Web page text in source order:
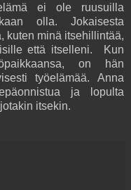
ei ole ruusuilla
olla. Jokaisesta
kuten minä itsehillintää,
että itselleni. Kun
on hän
työelämää. Anna
ja lopulta
itsekin.